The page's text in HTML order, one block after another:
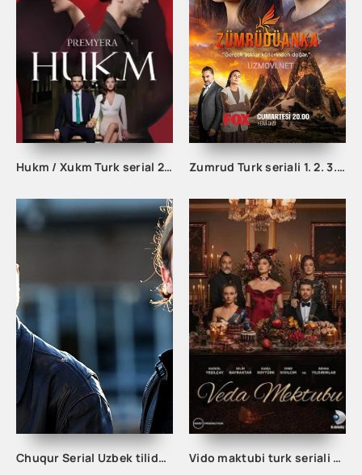
Hukm / Xukm Turk serial 203. 204. 205. 206. 207. 208. 209. 210. 211. 212. 213. 214. 215 Qism Uzbek tilida Hukim Xukim Barcha qismlari Zumrud Turk seriali 1. 2. 3. 80. 81. 82. 83. 84. 85. 86. 87. 88. 89. 90 Qism Uzbek tilida Barcha qismlar
Chuqur Serial Uzbek tilida 1. 2. 3. 10. 20. 30. 40. 50. 60. 70. 80. 90. 100. 150. 200 Qism O'zbek tilida Chuqir Seryali Barcha qismlar Vido maktubi turk seriali barcha qismlar uzbek tilida